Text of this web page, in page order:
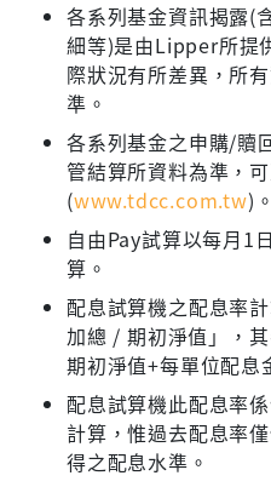
各系列基金資訊揭露(
細等)是由Lipper所提
際狀況有所差異，所
準。
各系列基金之申購/贖
管結算所資料為準，
(www.tdcc.com.tw)。
自由Pay試算以每月1
算。
配息試算機之配息率
加總 / 期初淨值」，
期初淨值+每單位配息
配息試算機此配息率
計算，惟過去配息率
得之配息水準。